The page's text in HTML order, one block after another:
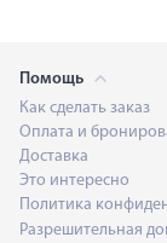
Помощь
Как сделать заказ
Оплата и
Доставка
Это интересно
Политика
Разрешительная